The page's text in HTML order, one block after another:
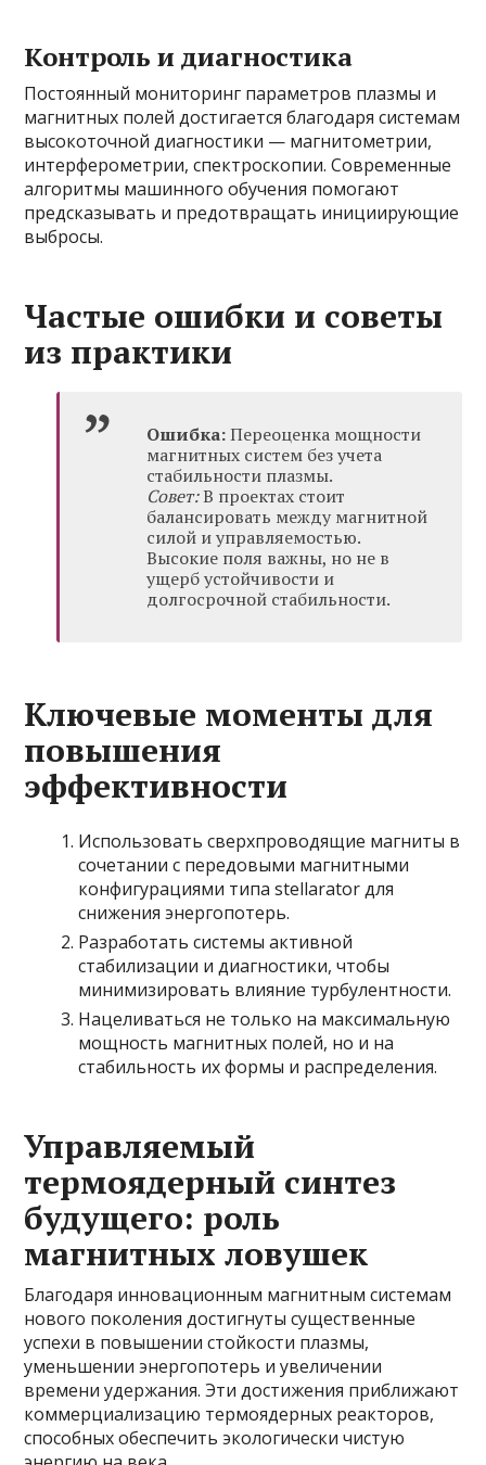
Контроль и диагностика
Постоянный мониторинг параметров плазмы и
магнитных полей достигается благодаря системам
высокоточной диагностики — магнитометрии,
интерферометрии, спектроскопии. Современные
алгоритмы машинного обучения помогают
предсказывать и предотвращать инициирующие
выбросы.
Частые ошибки и советы
из практики
Ошибка:Переоценка мощности
магнитных систем без учета
стабильности плазмы.
Совет:В проектах стоит
балансировать между магнитной
силой и управляемостью.
Высокие поля важны, но не в
ущерб устойчивости и
долгосрочной стабильности.
Ключевые моменты для
повышения
эффективности
Использовать сверхпроводящие магниты в
сочетании с передовыми магнитными
конфигурациями типа stellarator для
снижения энергопотерь.
Разработать системы активной
стабилизации и диагностики, чтобы
минимизировать влияние турбулентности.
Нацеливаться не только на максимальную
мощность магнитных полей, но и на
стабильность их формы и распределения.
Управляемый
термоядерный синтез
будущего: роль
магнитных ловушек
Благодаря инновационным магнитным системам
нового поколения достигнуты существенные
успехи в повышении стойкости плазмы,
уменьшении энергопотерь и увеличении
времени удержания. Эти достижения приближают
коммерциализацию термоядерных реакторов,
способных обеспечить экологически чистую